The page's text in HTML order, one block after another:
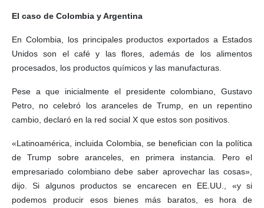
El caso de Colombia y Argentina
En Colombia, los principales productos exportados a Estados
Unidos son el café y las flores, además de los alimentos
procesados, los productos químicos y las manufacturas.
Pese a que inicialmente el presidente colombiano, Gustavo
Petro, no celebró los aranceles de Trump, en un repentino
cambio, declaró en la red social X que estos son positivos.
«Latinoamérica, incluida Colombia, se benefician con la política
de Trump sobre aranceles, en primera instancia. Pero el
empresariado colombiano debe saber aprovechar las cosas»,
dijo. Si algunos productos se encarecen en EE.UU., «y si
podemos producir esos bienes más baratos, es hora de